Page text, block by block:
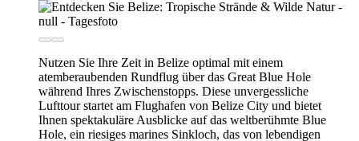
Nutzen Sie Ihre Zeit in Belize optimal mit einem
atemberaubenden Rundflug über das Great Blue Hole
während Ihres Zwischenstopps. Diese unvergessliche
Lufttour startet am Flughafen von Belize City und bietet
Ihnen spektakuläre Ausblicke auf das weltberühmte Blue
Hole, ein riesiges marines Sinkloch, das von lebendigen